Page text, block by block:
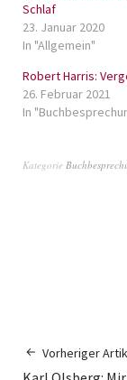
Schlaf
23. Januar 2020
In "Allgemein"
Robert Harris:
26. Februar 2021
In
Kategorie
Vorheriger